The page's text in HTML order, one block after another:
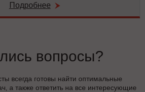
Подробнее
вопросы?
всегда готовы найти оптимальные
а также ответить на все интересующие